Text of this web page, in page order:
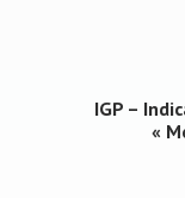
IGP –
«